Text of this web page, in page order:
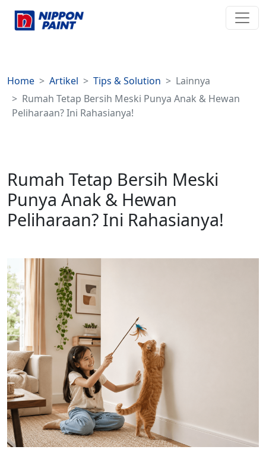
Home Artikel Tips & Solution
Lainnya
Rumah Tetap Bersih Meski Punya Anak & Hewan
Peliharaan? Ini Rahasianya!
Rumah Tetap Bersih Meski
Punya Anak & Hewan
Peliharaan? Ini Rahasianya!